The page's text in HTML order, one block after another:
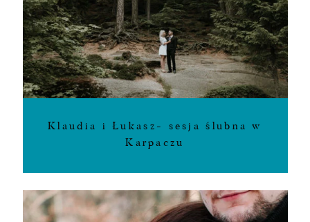
Klaudia i Łukasz- sesja ślubna w
Karpaczu